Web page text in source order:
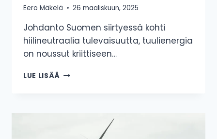
Eero Mäkelä 26 maaliskuun, 2025
Johdanto Suomen siirtyessä kohti
hiilineutraalia tulevaisuutta, tuulienergia
on noussut kriittiseen…
LUE LISÄÄ PJELAXIN
VAIKUTUKSET